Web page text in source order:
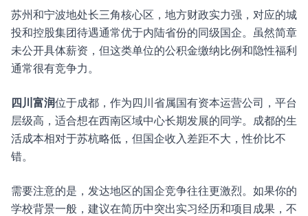
苏州和宁波地处长三角核心区，地方财政实力强，对应的城
投和控股集团待遇通常优于内陆省份的同级国企。虽然简章
未公开具体薪资，但这类单位的公积金缴纳比例和隐性福利
通常很有竞争力。
四川富润位于成都，作为四川省属国有资本运营公司，平台
层级高，适合想在西南区域中心长期发展的同学。成都的生
活成本相对于苏杭略低，但国企收入差距不大，性价比不
错。
需要注意的是，发达地区的国企竞争往往更激烈。如果你的
学校背景一般，建议在简历中突出实习经历和项目成果，不